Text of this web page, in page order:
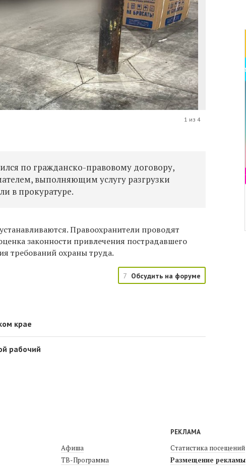
1 из 4
по гражданско-правовому договору,
выполняющим услугу разгрузки
в прокуратуре.
Правоохранители проводят
законности привлечения пострадавшего
требований охраны труда.
7 Обсудить на форуме
крае
рабочий
Афиша
ТВ-Программа
РЕКЛАМА
Статистика посещений
Размещение рекламы